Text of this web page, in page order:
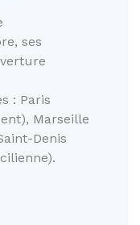
ses
: Paris
Marseille
Denis